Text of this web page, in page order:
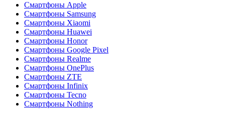
Смартфоны Apple
Смартфоны Samsung
Смартфоны Xiaomi
Смартфоны Huawei
Смартфоны Honor
Смартфоны Google Pixel
Смартфоны Realme
Смартфоны OnePlus
Смартфоны ZTE
Смартфоны Infinix
Смартфоны Tecno
Смартфоны Nothing